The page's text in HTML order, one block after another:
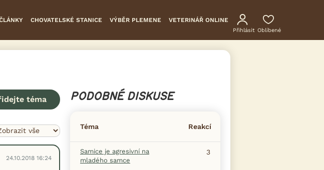
CHOVATELSKÉ STANICE VÝBĚR PLEMENE VETERINÁŘ ONLINE
Přihlásit Oblíbené
téma
24.10.2018 16:24
PODOBNÉ DISKUSE
Téma Reakcí
Samice je agresivní na
mladého samce
3